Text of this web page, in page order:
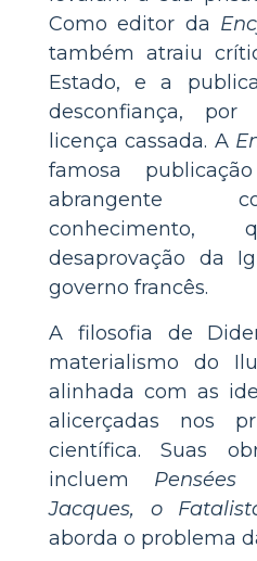
Como editor da
também atraiu
Estado, e a
desconfiança,
licença cassada. A
famosa
abrangente
desaprovação da
governo francês.
A filosofia de
materialismo do
alinhada com as
alicerçadas nos
científica. Suas
incluem Pensées
Jacques, o
aborda o problema